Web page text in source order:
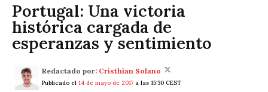
Portugal: Una victoria
histórica cargada de
esperanzas y sentimiento
Redactado por: Cristhian Solano
Publicado el 14 de mayo de 2017 a las 15:30 CEST